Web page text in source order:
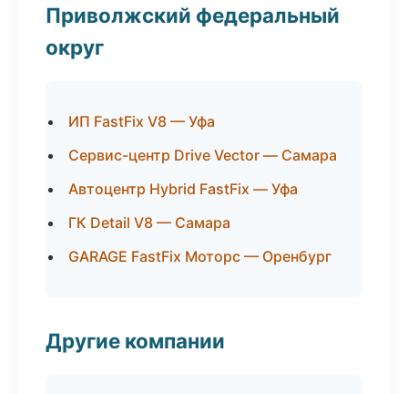
Приволжский федеральный
округ
ИП FastFix V8 — Уфа
Сервис-центр Drive Vector — Самара
Автоцентр Hybrid FastFix — Уфа
ГК Detail V8 — Самара
GARAGE FastFix Моторс — Оренбург
Другие компании